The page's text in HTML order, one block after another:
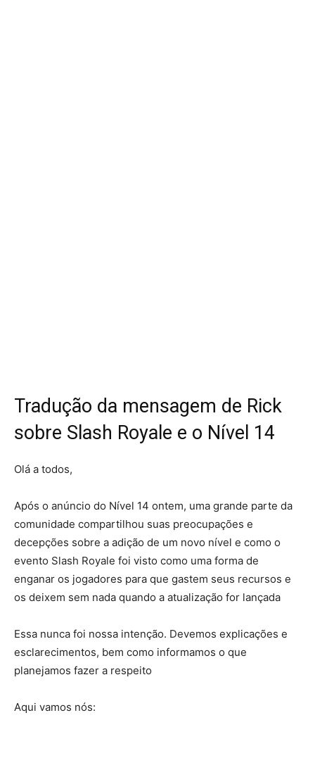
Tradução da mensagem de Rick
sobre Slash Royale e o Nível 14
Olá a todos,
Após o anúncio do Nível 14 ontem, uma grande parte da
comunidade compartilhou suas preocupações e
decepções sobre a adição de um novo nível e como o
evento Slash Royale foi visto como uma forma de
enganar os jogadores para que gastem seus recursos e
os deixem sem nada quando a atualização for lançada
Essa nunca foi nossa intenção. Devemos explicações e
esclarecimentos, bem como informamos o que
planejamos fazer a respeito
Aqui vamos nós: